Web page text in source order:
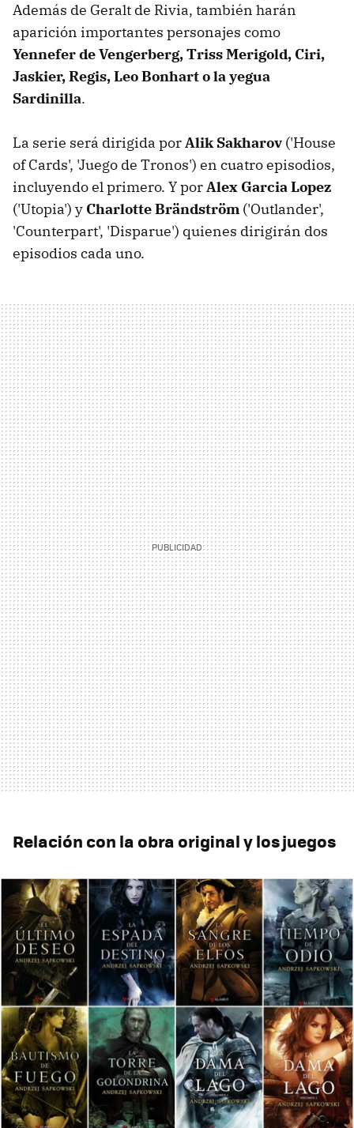
Además de Geralt de Rivia, también harán
aparición importantes personajes como
Yennefer de Vengerberg, Triss Merigold, Ciri,
Jaskier, Regis, Leo Bonhart o la yegua
Sardinilla.
La serie será dirigida porAlik Sakharov ('House
of Cards', 'Juego de Tronos') en cuatro episodios,
incluyendo el primero. Y porAlex Garcia Lopez
('Utopia') y Charlotte Brändström ('Outlander',
'Counterpart', 'Disparue') quienes dirigirán dos
episodios cada uno.
Relación con la obra original y los juegos